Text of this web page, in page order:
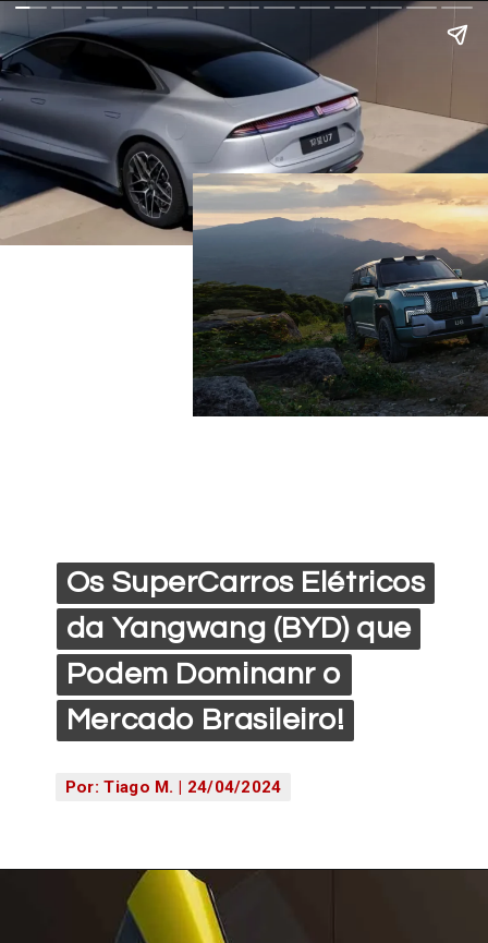
Os SuperCarros Elétricos
da Yangwang (BYD) que
Podem Dominanr o
Mercado Brasileiro!
Os SuperCarros Elétricos
da Yangwang (BYD) que
Podem Dominanr o
Mercado Brasileiro!
Por: Tiago M. | 24/04/2024
Por: Tiago M. | 24/04/2024